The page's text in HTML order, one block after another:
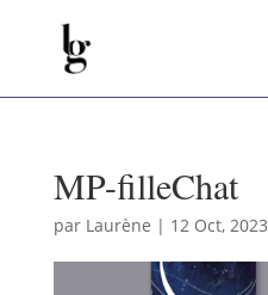
MP-filleChat
par Laurène | 12 Oct, 2023